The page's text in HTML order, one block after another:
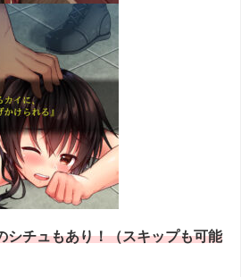
シチュもあり！（スキップも可能